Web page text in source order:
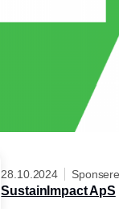
28.10.2024
SustainImpact ApS